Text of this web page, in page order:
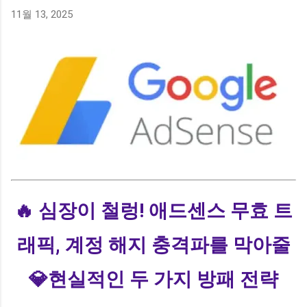
나 조회수가 예전만 못하다고 느껴본 적 있으신가요? 마음을 담
의 정성이 부족해서가 아닙니다. 현재 인터넷에서 사람들이 정
보를 소비하는 커다란 흐름 자체가 완전히 이동하고 있기 때문
이에요. 이제 사용자들은 긴 글을 읽기보다 짧은 영상인 쇼츠,
릴스, 클립을 먼저 찾거나 검색 창에서 바로 답을 얻어냅니다.
네이버에 새롭게 도입된 AI 탭이나 요약 기능은 사용자가 굳이
개별 블로그를 클릭하지 않아도 필요한 기초 정보를 검색 결과
나가고, 사용자가 굳이 내 글을 직접 눌러서 읽어야 하는 명확한
이유 를 제시하지 못하면 살아남기 힘든 구조가...
11월 13, 2025
🔥 심장이 철렁! 애드센스 무효 트
래픽, 계정 해지 충격파를 막아줄
💎현실적인 두 가지 방패 전략